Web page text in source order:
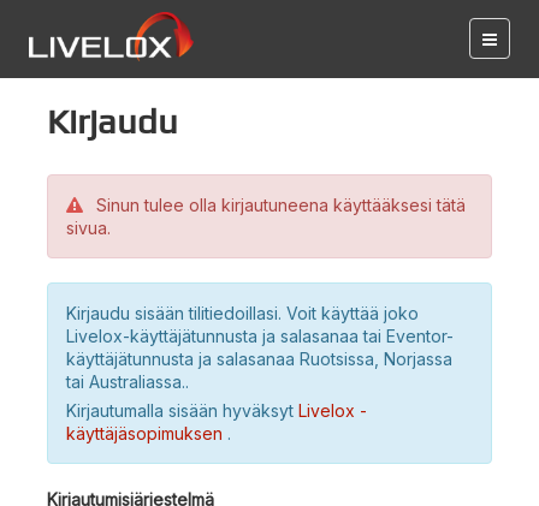
Kirjaudu
Sinun tulee olla kirjautuneena käyttääksesi tätä
sivua.
Kirjaudu sisään tilitiedoillasi. Voit käyttää joko
Livelox-käyttäjätunnusta ja salasanaa tai Eventor-
käyttäjätunnusta ja salasanaa Ruotsissa, Norjassa
tai Australiassa..
Kirjautumalla sisään hyväksyt Livelox -
käyttäjäsopimuksen .
Kirjautumisjärjestelmä